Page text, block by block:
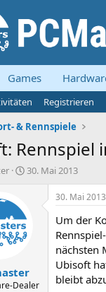
Games
Registrieren
& Rennspiele
Rennspiel
E
e
l
a
m
30. Mai 2013
Dealer
30. Mai 2013
Um der
nächsten
Ubisoft
bleibt